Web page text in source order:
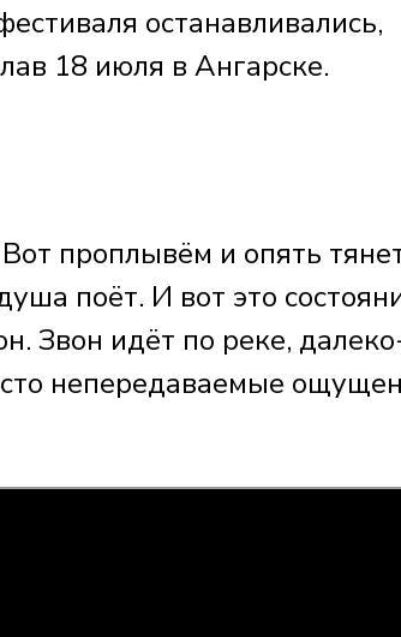
останавливались,
18 июля в Ангарске.
проплывём и опять
поёт. И вот это
Звон идёт по реке,
непередаваемые